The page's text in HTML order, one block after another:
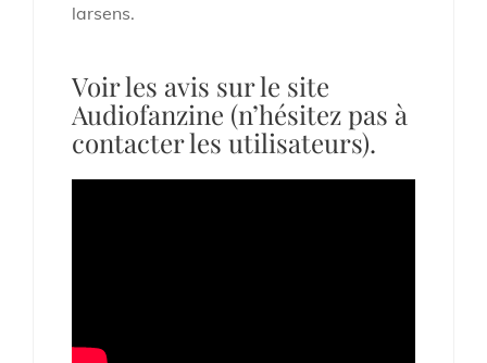
larsens.
Voir les avis sur le site
Audiofanzine (n’hésitez pas à
contacter les utilisateurs).